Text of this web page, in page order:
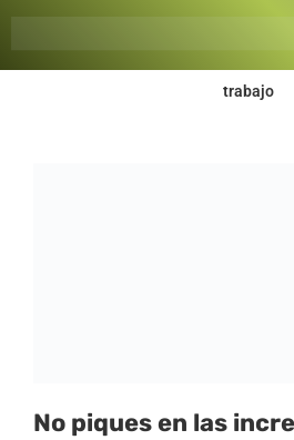
trabajo
No piques en las